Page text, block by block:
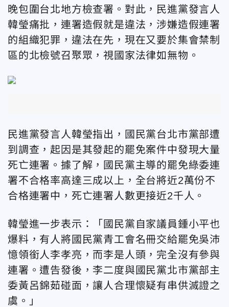
晚包圍台北地方檢查署。對此，民進黨發言人
韓瑩痛批，連署造假就是違法，涉嫌造假連署
的組織犯罪，違法在先，現在又要於集會禁制
區的北檢號召聚眾，視國家法律如無物。
民進黨發言人韓瑩指出，國民黨台北市黨部遭
到調查，起因是其發起的罷免案件中發現大量
死亡連署。據了解，國民黨主導的罷免綠委連
署不合格率高達三成以上，全台將近2萬份不
合格連署中，死亡連署人數更接近2千人。
韓瑩進一步表示：「國民黨自家議員鍾小平也
爆料，有人將國民黨青工會名冊交給罷免吳沛
憶領銜人李孝亮，而李是人頭，完全沒有參與
連署。遭告發後，李二度與國民黨北市黨部主
委黃呂錦茹碰面，讓人合理懷疑有串供滅證之
虞。」